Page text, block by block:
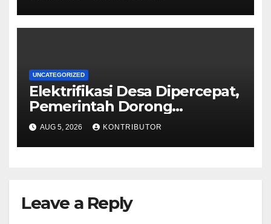
UNCATEGORIZED
Elektrifikasi Desa Dipercepat,
Pemerintah Dorong
Ketahanan Energi dan
Kesejahteraan Masyarakat
AUG 5, 2026 KONTRIBUTOR
Leave a Reply